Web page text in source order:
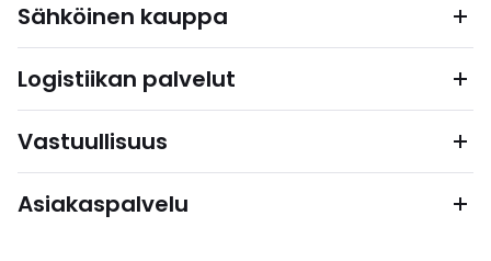
Sähköinen kauppa
Logistiikan palvelut
Vastuullisuus
Asiakaspalvelu